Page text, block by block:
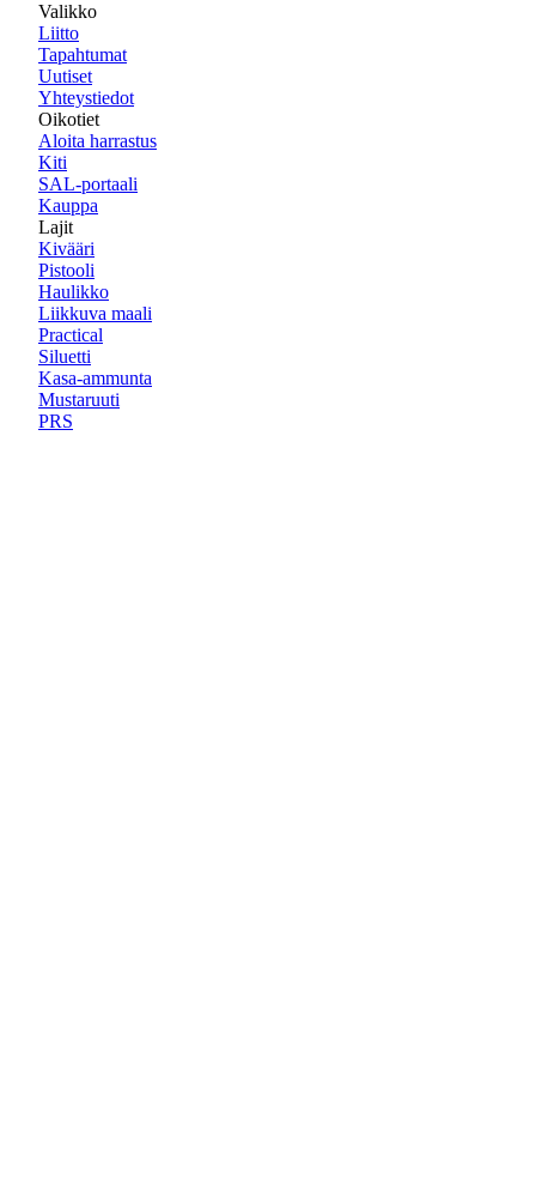
Valikko
Liitto
Tapahtumat
Uutiset
Yhteystiedot
Oikotiet
Aloita harrastus
Kiti
SAL-portaali
Kauppa
Lajit
Kivääri
Pistooli
Haulikko
Liikkuva maali
Practical
Siluetti
Kasa-ammunta
Mustaruuti
PRS